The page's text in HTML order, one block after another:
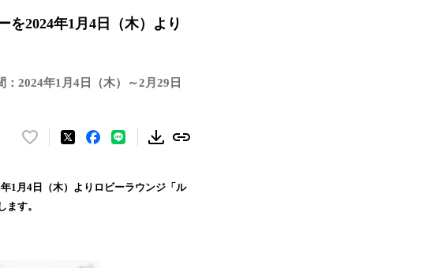
を2024年1月4日（木）より
2024年1月4日（木）～2月29日
い
！
数
1月4日（木）よりロビーラウンジ「ル
す。